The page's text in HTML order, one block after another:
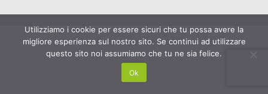
Utilizziamo i cookie per essere sicuri che tu possa avere la
migliore esperienza sul nostro sito. Se continui ad utilizzare
questo sito noi assumiamo che tu ne sia felice.
Ok